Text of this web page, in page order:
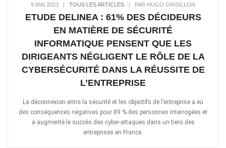
9 MAI 2023 TOUS LES ARTICLES PAR HUGO GRISILLON
ETUDE DELINEA : 61% DES DÉCIDEURS
EN MATIÈRE DE SÉCURITÉ
INFORMATIQUE PENSENT QUE LES
DIRIGEANTS NÉGLIGENT LE RÔLE DE LA
CYBERSÉCURITÉ DANS LA RÉUSSITE DE
L’ENTREPRISE
La déconnexion entre la sécurité et les objectifs de l’entreprise a eu
des conséquences négatives pour 89 % des personnes interrogées et
a augmenté le succès des cyber-attaques dans un tiers des
entreprises en France.